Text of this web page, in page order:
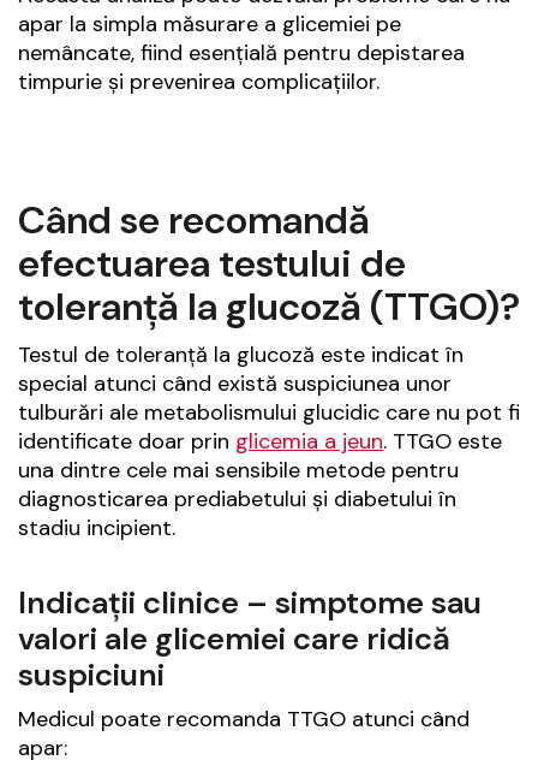
apar la simpla măsurare a glicemiei pe
nemâncate, fiind esențială pentru depistarea
timpurie și prevenirea complicațiilor.
Când se recomandă
efectuarea testului de
toleranță la glucoză (TTGO)?
Testul de toleranță la glucoză este indicat în
special atunci când există suspiciunea unor
tulburări ale metabolismului glucidic care nu pot fi
identificate doar prin glicemia a jeun. TTGO este
una dintre cele mai sensibile metode pentru
diagnosticarea prediabetului și diabetului în
stadiu incipient.
Indicații clinice – simptome sau
valori ale glicemiei care ridică
suspiciuni
Medicul poate recomanda TTGO atunci când
apar: